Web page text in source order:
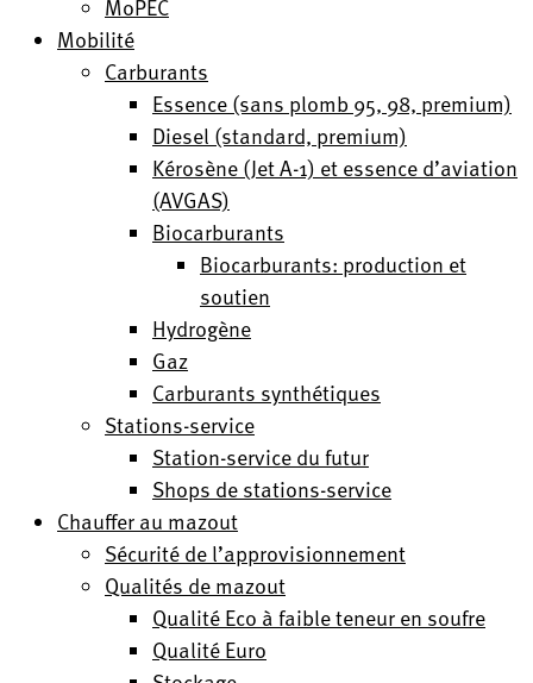
MoPEC
Mobilité
Carburants
Essence (sans plomb 95, 98, premium)
Diesel (standard, premium)
Kérosène (Jet A-1) et essence d’aviation
(AVGAS)
Biocarburants
Biocarburants: production et
soutien
Hydrogène
Gaz
Carburants synthétiques
Stations-service
Station-service du futur
Shops de stations-service
Chauffer au mazout
Sécurité de l’approvisionnement
Qualités de mazout
Qualité Eco à faible teneur en soufre
Qualité Euro